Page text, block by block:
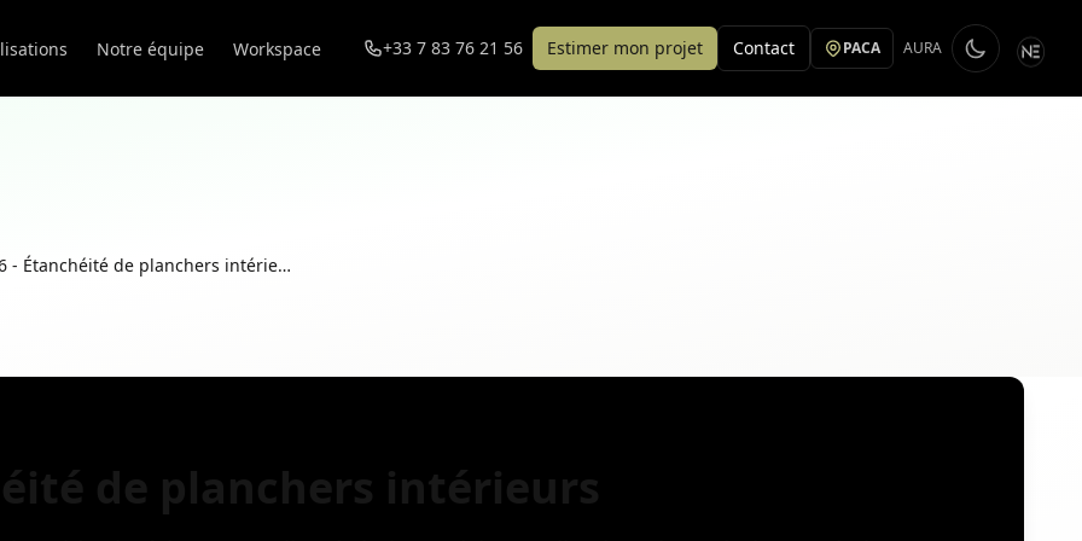
Notre équipe Workspace +33 7 83 76 21 56 Estimer mon projet Contact PACA AURA
NF DTU 43.6 - Étanchéité de planchers intérieurs